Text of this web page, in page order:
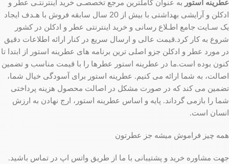
عطرینه استور به عنوان کاملترین مرجع تخصصـی خرید اینترنتـی عطر و
ادکلن و آرایشی بهداشتی با بیش از 20 سال سابقه فروش با هـدف ایجاد
یک سـایت جامع اطـلاع رسانی و خرید اینترنتی عطر و ادکلن در کشور
شروع به کار کرد.قیمت عالی و ارسال سریع در کنار ارائه اطلاعات دقیق
در مورد عطر و ادکلن جزو اصلی ترین برنامه های عطرینه استور از ابتدا تا
کنون بوده است.ما در عطرینه استور عطرها را با قیمت مناسب و تضمین
اصالت، به شما ارائه می کنیم. عطرینه استور برای آسودگی خیال شما،
تضمین می کند که در صورت مشکل در اصالت محصول هزینه پرداختی
شما را بازمی گرداند. پایه و اساس عطرینه استور، ارج نهادن به ارزش
انسان است.
همه چیز فراموش میشه جز عطرتون
جهت مشاوره خرید و پشتیبانی با ما از طریق واتس اپ در تماس باشید.